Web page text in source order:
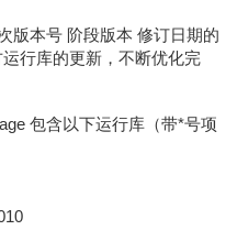
版本号 阶段版本 修订日期的
行库的更新，不断优化完
包含以下运行库（带*号项